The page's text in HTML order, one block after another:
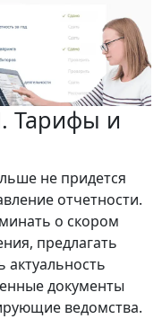
Тарифы и
не придется
отчетности.
о скором
предлагать
документы
ведомства.